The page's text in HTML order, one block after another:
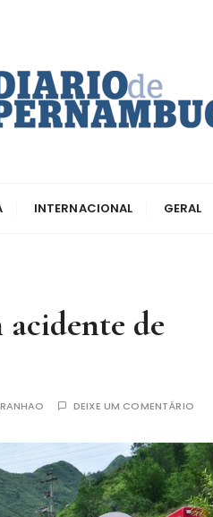
INTERNACIONAL GERAL
de
DEIXE UM COMENTÁRIO